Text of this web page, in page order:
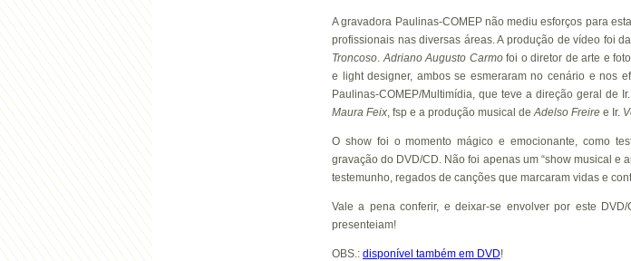
A gravadora Paulinas-COMEP não mediu esforços para
profissionais nas diversas áreas. A produção de vídeo foi
Troncoso.Adriano Augusto Carmofoi o diretor de arte e
e light designer, ambos se esmeraram no cenário e nos
Paulinas-COMEP/Multimídia, que teve a direção geral de Ir.
Maura Feix, fsp e a produção musical deAdelso Freire e Ir.
O show foi o momento mágico e emocionante, como
gravação do DVD/CD. Não foi apenas um “show musical e
testemunho, regados de canções que marcaram vidas e
Vale a pena conferir, e deixar-se envolver por este
presenteiam!
OBS.: disponível também em DVD!